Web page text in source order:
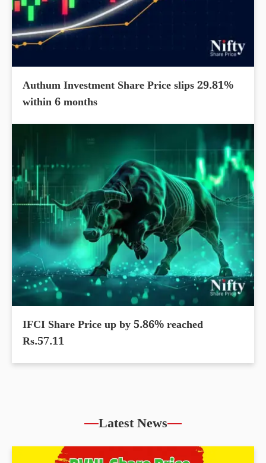
Authum Investment Share Price slips 29.81%
within 6 months
IFCI Share Price up by 5.86% reached
Rs.57.11
Latest News